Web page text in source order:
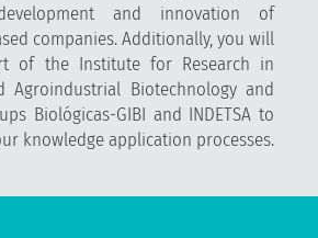
and innovation of
companies. Additionally, you will
of the Institute for Research in
Agroindustrial Biotechnology and
Biológicas-GIBI and INDETSA to
knowledge application processes.